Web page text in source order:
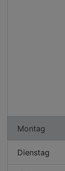
Montag
Dienstag